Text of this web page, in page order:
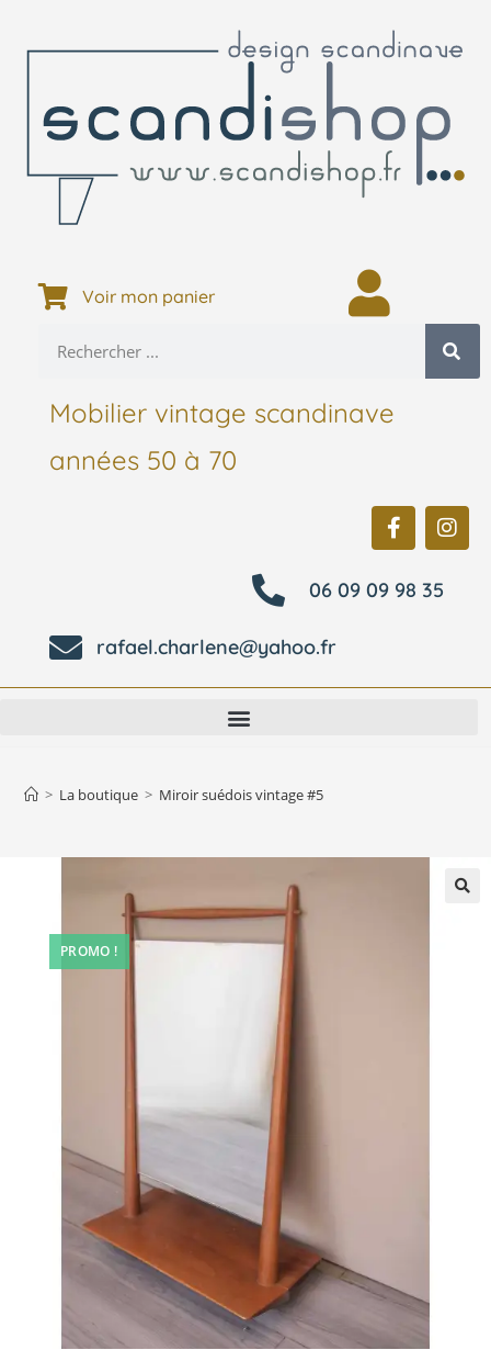
Voir mon panier
Mobilier vintage scandinave
années 50 à 70
06 09 09 98 35
rafael.charlene@yahoo.fr
> La boutique > Miroir suédois vintage #5
PROMO !